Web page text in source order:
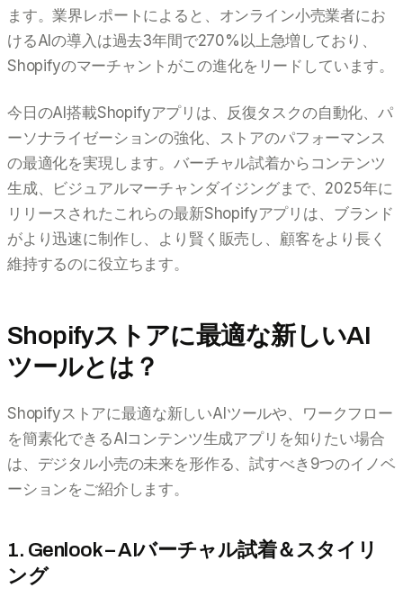
ます。業界レポートによると、オンライン小売業者にお
けるAIの導入は過去3年間で270%以上急増しており、
Shopifyのマーチャントがこの進化をリードしています。
今日のAI搭載Shopifyアプリは、反復タスクの自動化、パ
ーソナライゼーションの強化、ストアのパフォーマンス
の最適化を実現します。バーチャル試着からコンテンツ
生成、ビジュアルマーチャンダイジングまで、2025年に
リリースされたこれらの最新Shopifyアプリは、ブランド
がより迅速に制作し、より賢く販売し、顧客をより長く
維持するのに役立ちます。
Shopifyストアに最適な新しいAI
ツールとは？
Shopifyストアに最適な新しいAIツールや、ワークフロー
を簡素化できるAIコンテンツ生成アプリを知りたい場合
は、デジタル小売の未来を形作る、試すべき9つのイノベ
ーションをご紹介します。
1. Genlook – AIバーチャル試着＆スタイリ
ング